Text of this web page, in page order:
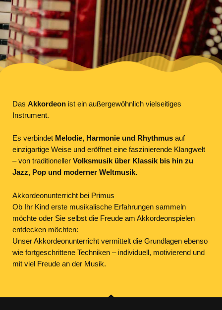
Das Akkordeon ist ein außergewöhnlich vielseitiges
Instrument.
Es verbindet Melodie, Harmonie und Rhythmus auf
einzigartige Weise und eröffnet eine faszinierende Klangwelt
– von traditioneller Volksmusik über Klassik bis hin zu
Jazz, Pop und moderner Weltmusik.
Akkordeonunterricht bei Primus
Ob Ihr Kind erste musikalische Erfahrungen sammeln
möchte oder Sie selbst die Freude am Akkordeonspielen
entdecken möchten:
Unser Akkordeonunterricht vermittelt die Grundlagen ebenso
wie fortgeschrittene Techniken – individuell, motivierend und
mit viel Freude an der Musik.